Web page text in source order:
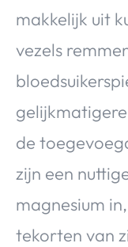
makkelijk uit
vezels
de
zijn een
magnesium
tekorten van